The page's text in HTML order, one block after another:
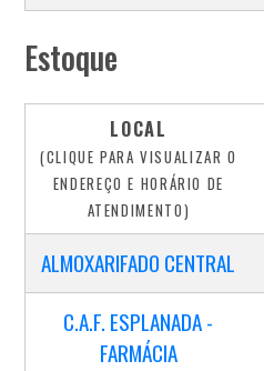
Estoque
LOCAL
(CLIQUE PARA VISUALIZAR O
ENDEREÇO E HORÁRIO DE
ATENDIMENTO)
ALMOXARIFADO CENTRAL
C.A.F. ESPLANADA -
FARMÁCIA